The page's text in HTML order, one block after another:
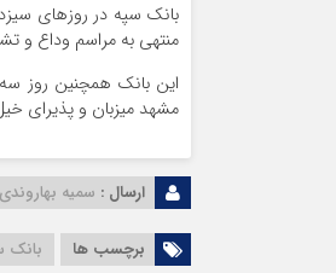
بانک سپه در روزهای
منتهی به مراسم وداع و
مشهد میزبان و پذیرای
ارسال : سمیه بهاروندی
برچسب ها بانک